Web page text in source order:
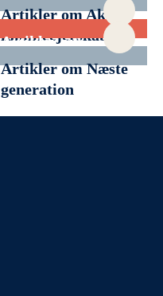
Artikler om Aktivt
familieejerskab
Artikler om
Filantropi
Artikler om Næste
generation